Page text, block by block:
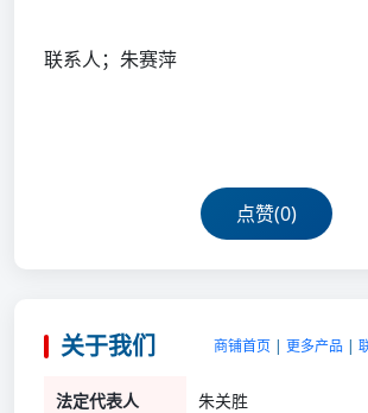
联系人；朱赛萍
点赞(0)
关于我们 商铺首页 | 更多产品 |
法定代表人 朱关胜